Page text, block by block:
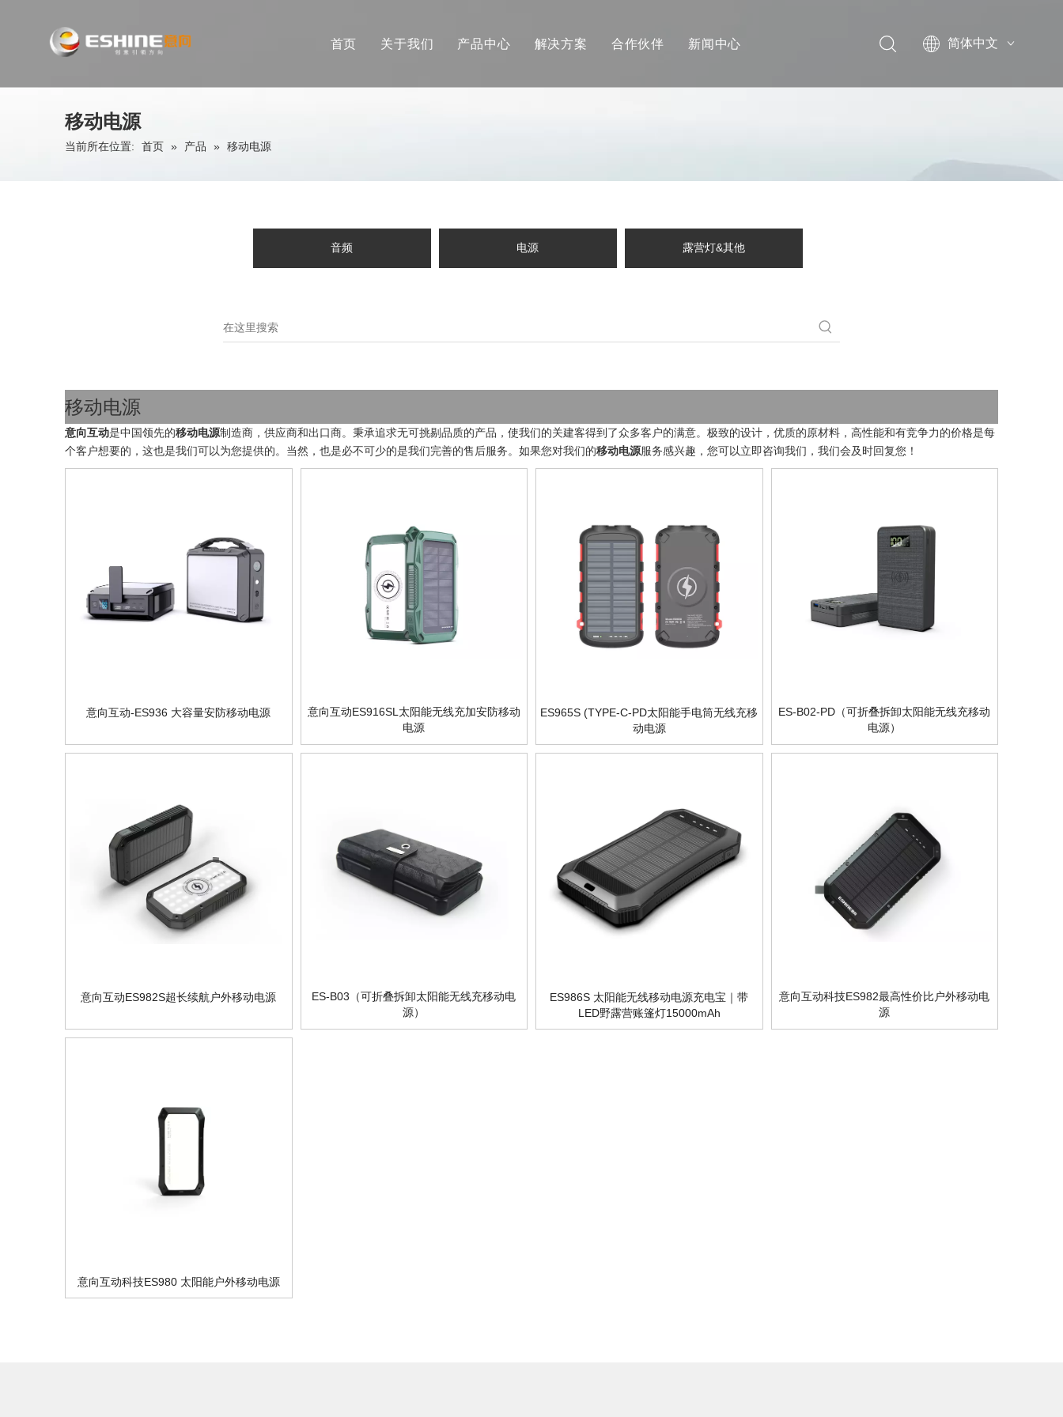
首页 关于我们
众筹成就
产品中心 解决方案 合作伙伴 新闻中心
简体中文
移动电源
当前所在位置: 首页 » 产品 » 移动电源
音频 电源 露营灯&其他
移动电源
意向互动是中国领先的移动电源制造商，供应商和出口商。秉承追求无可挑剔品质的产品，使我们的关建客得到了众多客户的满意。极致的设计，优质的原材料，高性能和有竞争力的价格是每
个客户想要的，这也是我们可以为您提供的。当然，也是必不可少的是我们完善的售后服务。如果您对我们的移动电源服务感兴趣，您可以立即咨询我们，我们会及时回复您！
意向互动-ES936 大容量安防移动电源
意向互动ES916SL太阳能无线充加安防移动
电源
ES965S (TYPE-C-PD太阳能手电筒无线充移
动电源
ES-B02-PD（可折叠拆卸太阳能无线充移动
电源）
意向互动ES982S超长续航户外移动电源
ES-B03（可折叠拆卸太阳能无线充移动电
源）
ES986S 太阳能无线移动电源充电宝｜带
LED野露营账篷灯15000mAh
意向互动科技ES982最高性价比户外移动电
源
意向互动科技ES980 太阳能户外移动电源